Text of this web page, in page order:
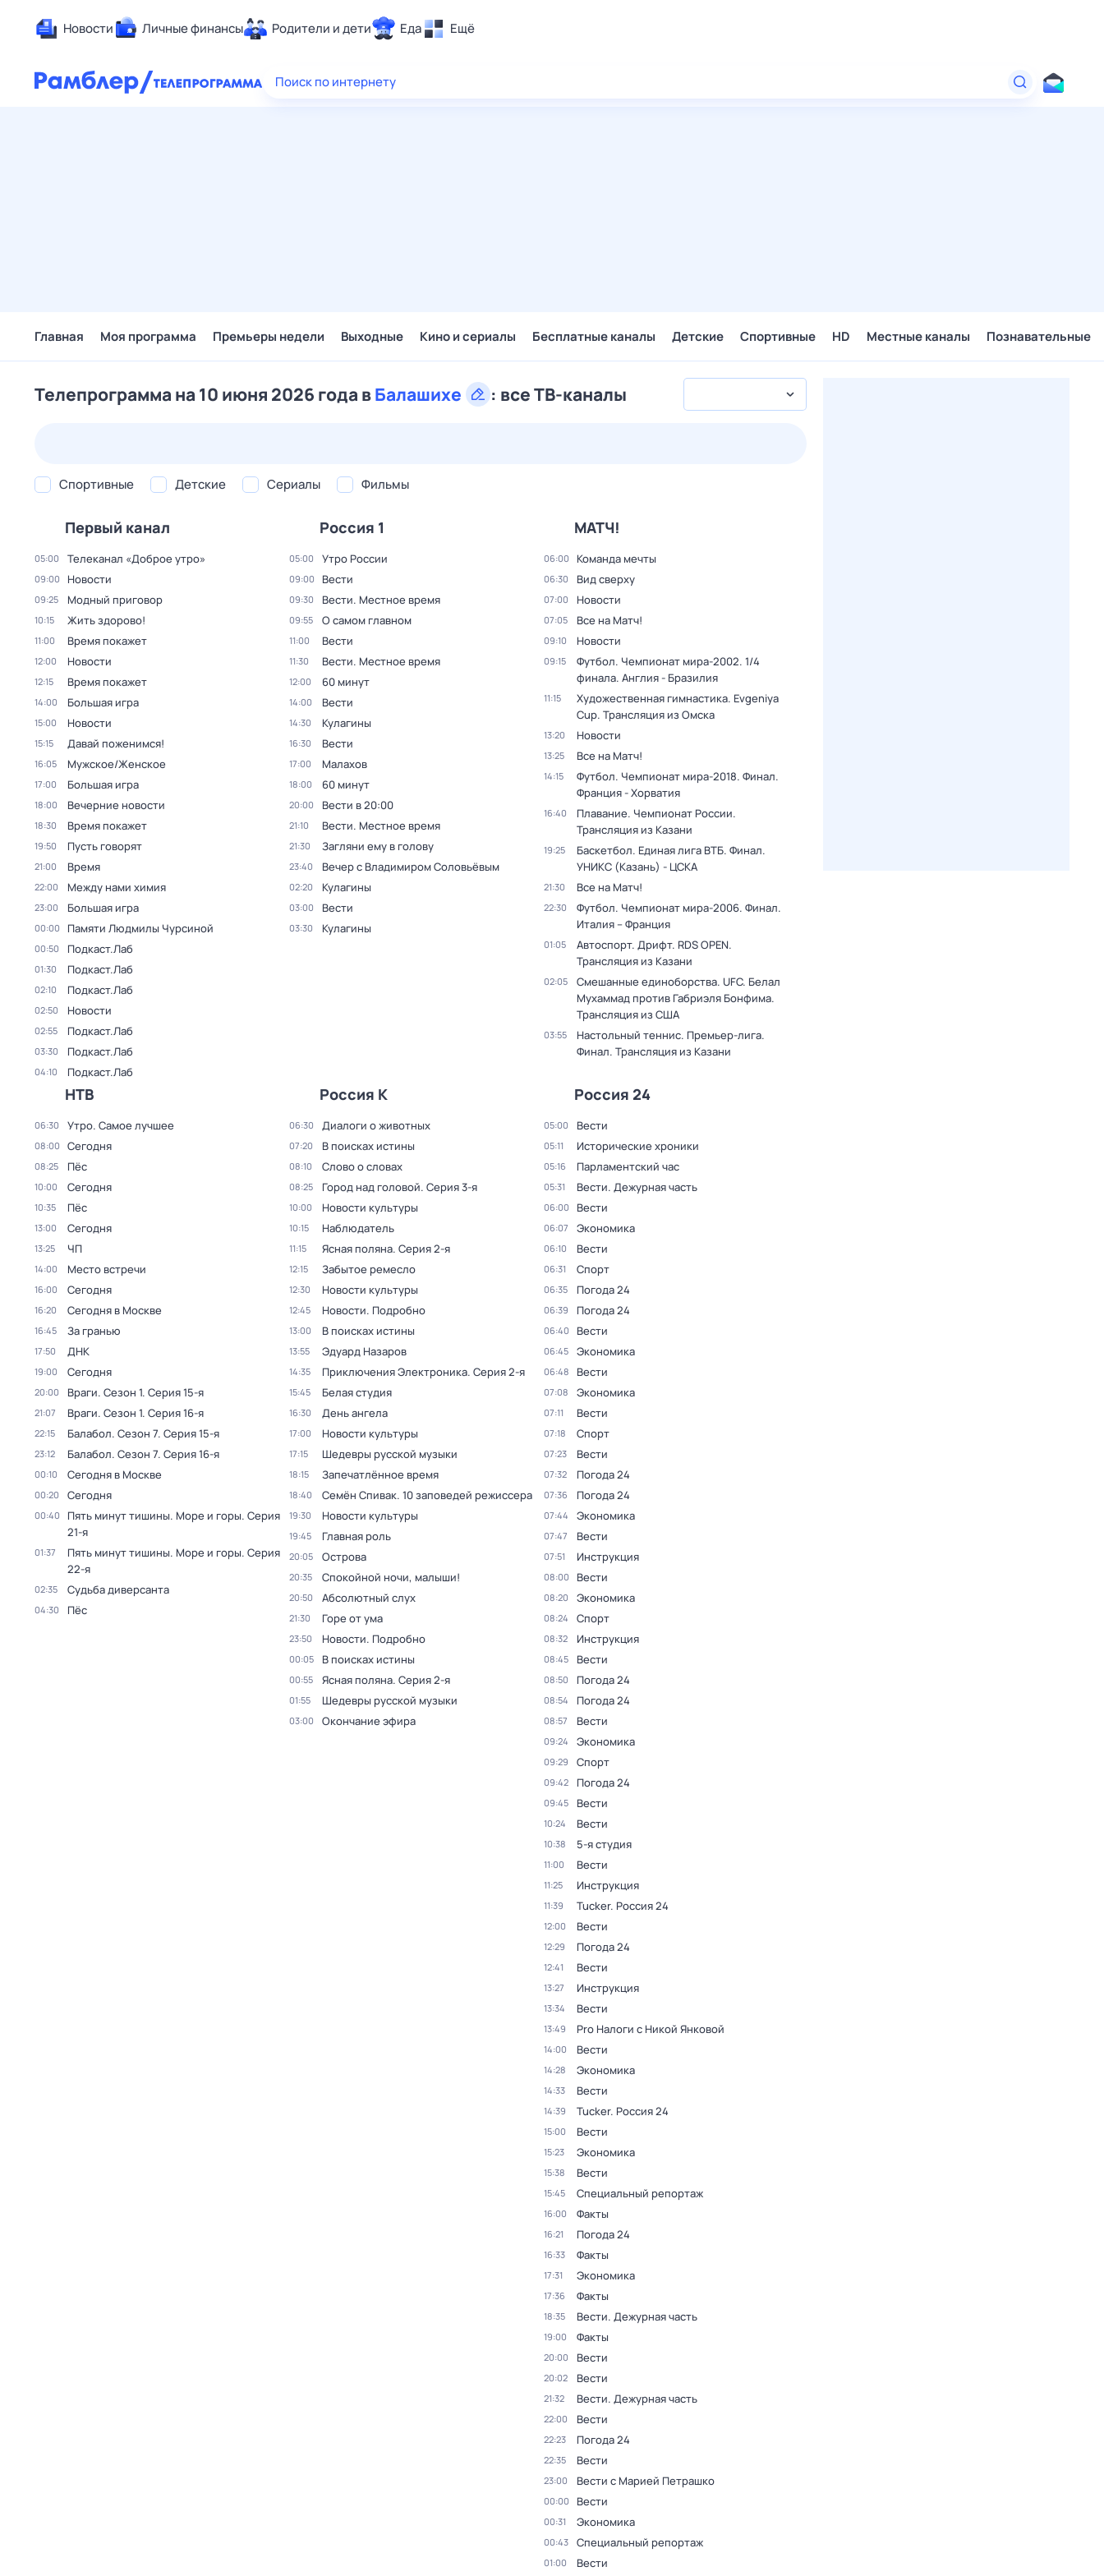
Новости Личные финансы Родители и дети Еда Ещё
Здоровье
Поиск по интернету
Главная Моя программа Премьеры недели Выходные Кино и сериалы Бесплатные каналы Детские Спортивные HD Местные каналы Познавательные
Телепрограмма на 10 июня 2026 года вБалашихе : все ТВ-каналы
Спортивные Детские Сериалы Фильмы
Первый канал
05:00 Телеканал «Доброе утро»
09:00 Новости
09:25 Модный приговор
10:15 Жить здорово!
11:00 Время покажет
12:00 Новости
12:15 Время покажет
14:00 Большая игра
15:00 Новости
15:15 Давай поженимся!
16:05 Мужское/Женское
17:00 Большая игра
18:00 Вечерние новости
18:30 Время покажет
19:50 Пусть говорят
21:00 Время
22:00 Между нами химия
23:00 Большая игра
00:00 Памяти Людмилы Чурсиной
00:50 Подкаст.Лаб
01:30 Подкаст.Лаб
02:10 Подкаст.Лаб
02:50 Новости
02:55 Подкаст.Лаб
03:30 Подкаст.Лаб
04:10 Подкаст.Лаб
Россия 1
05:00 Утро России
09:00 Вести
09:30 Вести. Местное время
09:55 О самом главном
11:00 Вести
11:30 Вести. Местное время
12:00 60 минут
14:00 Вести
14:30 Кулагины
16:30 Вести
17:00 Малахов
18:00 60 минут
20:00 Вести в 20:00
21:10 Вести. Местное время
21:30 Загляни ему в голову
23:40 Вечер с Владимиром Соловьёвым
02:20 Кулагины
03:00 Вести
03:30 Кулагины
МАТЧ!
06:00 Команда мечты
06:30 Вид сверху
07:00 Новости
07:05 Все на Матч!
09:10 Новости
09:15
Футбол. Чемпионат мира-2002. 1/4
финала. Англия - Бразилия
11:15
Художественная гимнастика. Evgeniya
Cup. Трансляция из Омска
13:20 Новости
13:25 Все на Матч!
14:15
Футбол. Чемпионат мира-2018. Финал.
Франция - Хорватия
16:40
Плавание. Чемпионат России.
Трансляция из Казани
19:25
Баскетбол. Единая лига ВТБ. Финал.
УНИКС (Казань) - ЦСКА
21:30 Все на Матч!
22:30
Футбол. Чемпионат мира-2006. Финал.
Италия – Франция
01:05
Автоспорт. Дрифт. RDS OPEN.
Трансляция из Казани
02:05
Смешанные единоборства. UFC. Белал
Мухаммад против Габриэля Бонфима.
Трансляция из США
03:55
Настольный теннис. Премьер-лига.
Финал. Трансляция из Казани
НТВ
06:30 Утро. Самое лучшее
08:00 Сегодня
08:25 Пёс
10:00 Сегодня
10:35 Пёс
13:00 Сегодня
13:25 ЧП
14:00 Место встречи
16:00 Сегодня
16:20 Сегодня в Москве
16:45 За гранью
17:50 ДНК
19:00 Сегодня
20:00 Враги. Сезон 1. Серия 15-я
21:07 Враги. Сезон 1. Серия 16-я
22:15 Балабол. Сезон 7. Серия 15-я
23:12 Балабол. Сезон 7. Серия 16-я
00:10 Сегодня в Москве
00:20 Сегодня
00:40 Пять минут тишины. Море и горы. Серия
21-я
01:37 Пять минут тишины. Море и горы. Серия
22-я
02:35 Судьба диверсанта
04:30 Пёс
Россия К
06:30 Диалоги о животных
07:20 В поисках истины
08:10 Слово о словах
08:25 Город над головой. Серия 3-я
10:00 Новости культуры
10:15 Наблюдатель
11:15 Ясная поляна. Серия 2-я
12:15 Забытое ремесло
12:30 Новости культуры
12:45 Новости. Подробно
13:00 В поисках истины
13:55 Эдуард Назаров
14:35 Приключения Электроника. Серия 2-я
15:45 Белая студия
16:30 День ангела
17:00 Новости культуры
17:15 Шедевры русской музыки
18:15 Запечатлённое время
18:40 Семён Спивак. 10 заповедей режиссера
19:30 Новости культуры
19:45 Главная роль
20:05 Острова
20:35 Спокойной ночи, малыши!
20:50 Абсолютный слух
21:30 Горе от ума
23:50 Новости. Подробно
00:05 В поисках истины
00:55 Ясная поляна. Серия 2-я
01:55 Шедевры русской музыки
03:00 Окончание эфира
Россия 24
05:00 Вести
05:11 Исторические хроники
05:16 Парламентский час
05:31 Вести. Дежурная часть
06:00 Вести
06:07 Экономика
06:10 Вести
06:31 Спорт
06:35 Погода 24
06:39 Погода 24
06:40 Вести
06:45 Экономика
06:48 Вести
07:08 Экономика
07:11 Вести
07:18 Спорт
07:23 Вести
07:32 Погода 24
07:36 Погода 24
07:44 Экономика
07:47 Вести
07:51 Инструкция
08:00 Вести
08:20 Экономика
08:24 Спорт
08:32 Инструкция
08:45 Вести
08:50 Погода 24
08:54 Погода 24
08:57 Вести
09:24 Экономика
09:29 Спорт
09:42 Погода 24
09:45 Вести
10:24 Вести
10:38 5-я студия
11:00 Вести
11:25 Инструкция
11:39 Tucker. Россия 24
12:00 Вести
12:29 Погода 24
12:41 Вести
13:27 Инструкция
13:34 Вести
13:49 Pro Налоги с Никой Янковой
14:00 Вести
14:28 Экономика
14:33 Вести
14:39 Tucker. Россия 24
15:00 Вести
15:23 Экономика
15:38 Вести
15:45 Специальный репортаж
16:00 Факты
16:21 Погода 24
16:33 Факты
17:31 Экономика
17:36 Факты
18:35 Вести. Дежурная часть
19:00 Факты
20:00 Вести
20:02 Вести
21:32 Вести. Дежурная часть
22:00 Вести
22:23 Погода 24
22:35 Вести
23:00 Вести с Марией Петрашко
00:00 Вести
00:31 Экономика
00:43 Специальный репортаж
01:00 Вести